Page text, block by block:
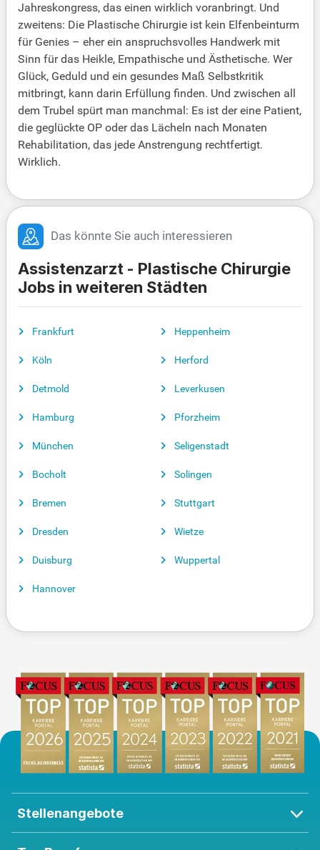
Jahreskongress, das einen wirklich voranbringt. Und
zweitens: Die Plastische Chirurgie ist kein Elfenbeinturm
für Genies – eher ein anspruchsvolles Handwerk mit
Sinn für das Heikle, Empathische und Ästhetische. Wer
Glück, Geduld und ein gesundes Maß Selbstkritik
mitbringt, kann darin Erfüllung finden. Und zwischen all
dem Trubel spürt man manchmal: Es ist der eine Patient,
die geglückte OP oder das Lächeln nach Monaten
Rehabilitation, das jede Anstrengung rechtfertigt.
Wirklich.
Das könnte Sie auch interessieren
Assistenzarzt - Plastische Chirurgie
Jobs in weiteren Städten
Frankfurt
Köln
Detmold
Hamburg
München
Bocholt
Bremen
Dresden
Duisburg
Hannover
Heppenheim
Herford
Leverkusen
Pforzheim
Seligenstadt
Solingen
Stuttgart
Wietze
Wuppertal
Stellenangebote